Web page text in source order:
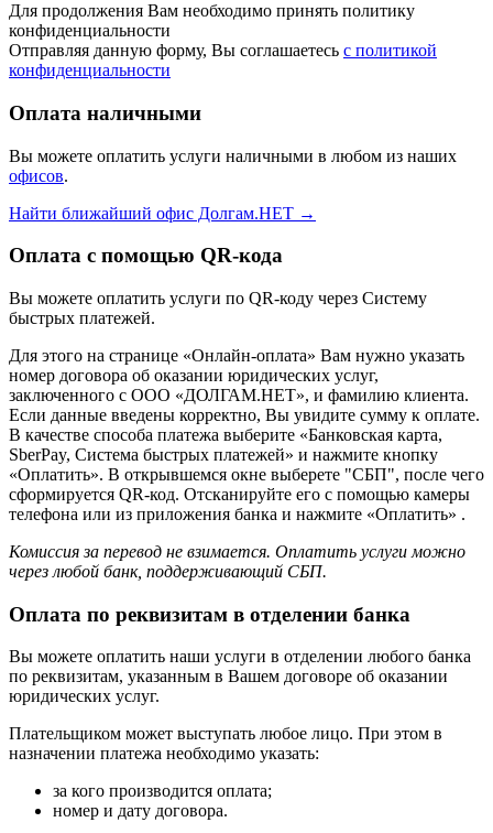
Для продолжения Вам необходимо принять политику
конфиденциальности
Отправляя данную форму, Вы соглашаетесь с политикой
конфиденциальности
Оплата наличными
Вы можете оплатить услуги наличными в любом из наших
офисов.
Найти ближайший офис Долгам.НЕТ →
Оплата с помощью QR-кода
Вы можете оплатить услуги по QR‑коду через Систему
быстрых платежей.
Для этого на странице «Онлайн-оплата» Вам нужно указать
номер договора об оказании юридических услуг,
заключенного с ООО «ДОЛГАМ.НЕТ», и фамилию клиента.
Если данные введены корректно, Вы увидите сумму к оплате.
В качестве способа платежа выберите «Банковская карта,
SberPay, Система быстрых платежей» и нажмите кнопку
«Оплатить». В открывшемся окне выберете "СБП", после чего
сформируется QR‑код. Отсканируйте его с помощью камеры
телефона или из приложения банка и нажмите «Оплатить» .
Комиссия за перевод не взимается. Оплатить услуги можно
через любой банк, поддерживающий СБП.
Оплата по реквизитам в отделении банка
Вы можете оплатить наши услуги в отделении любого банка
по реквизитам, указанным в Вашем договоре об оказании
юридических услуг.
Плательщиком может выступать любое лицо. При этом в
назначении платежа необходимо указать:
за кого производится оплата;
номер и дату договора.